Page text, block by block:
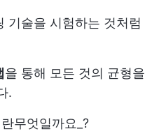
기술을 시험하는 것처럼
을 통해 모든 것의 균형을
.
무엇일까요_?